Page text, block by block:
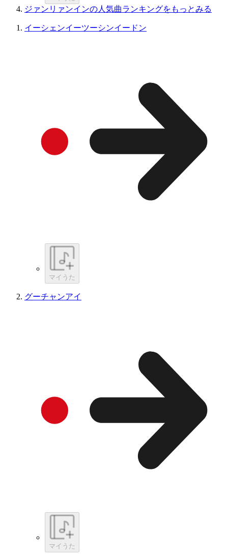
ジァンリァンインの人気曲ランキングをもっとみる
イーシェンイーツーシンイードン
マイうた
グーチャンアイ
マイうた